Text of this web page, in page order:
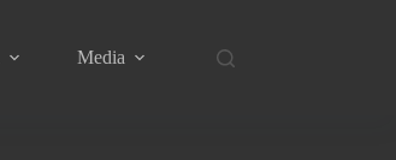
Media